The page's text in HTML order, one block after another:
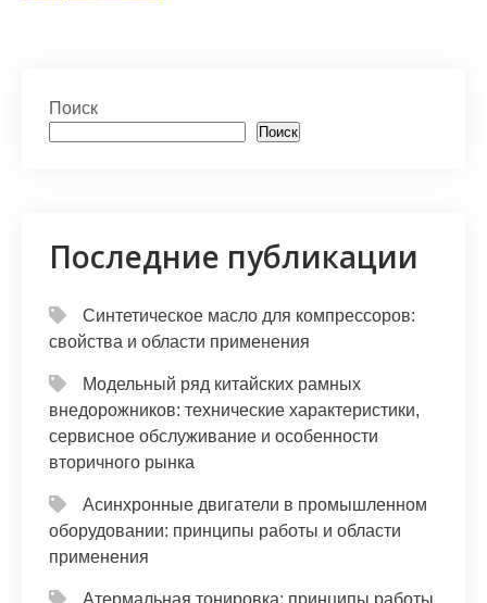
Поиск
Поиск
Последние публикации
Синтетическое масло для компрессоров:
свойства и области применения
Модельный ряд китайских рамных
внедорожников: технические характеристики,
сервисное обслуживание и особенности
вторичного рынка
Асинхронные двигатели в промышленном
оборудовании: принципы работы и области
применения
Атермальная тонировка: принципы работы